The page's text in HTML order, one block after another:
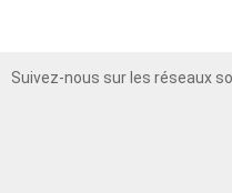
Suivez-nous sur les réseaux